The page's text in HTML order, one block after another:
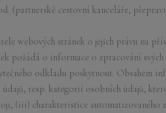
(partnerské cestovní kanceláře,
webových stránek o jejich právu na
požádá o informace o zpracování
odkladu poskytnout. Obsahem
resp. kategorií osobních údajů,
(iii) charakteristice automatizovaného